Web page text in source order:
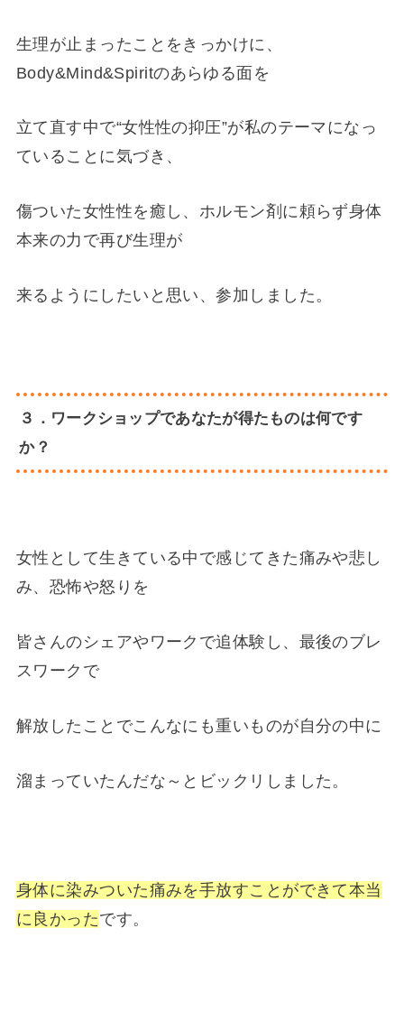
生理が止まったことをきっかけに、
Body&Mind&Spiritのあらゆる面を
立て直す中で“女性性の抑圧”が私のテーマになっ
ていることに気づき、
傷ついた女性性を癒し、ホルモン剤に頼らず身体
本来の力で再び生理が
来るようにしたいと思い、参加しました。
３．ワークショップであなたが得たものは何です
か？
女性として生きている中で感じてきた痛みや悲し
み、恐怖や怒りを
皆さんのシェアやワークで追体験し、最後のブレ
スワークで
解放したことでこんなにも重いものが自分の中に
溜まっていたんだな～とビックリしました。
身体に染みついた痛みを手放すことができて本当
に良かったです。